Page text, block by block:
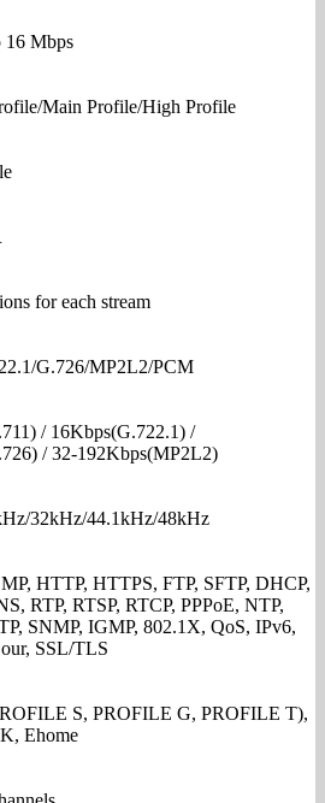
16 Mbps
Main Profile/High Profile
for each stream
G.726/MP2L2/PCM
/ 16Kbps(G.722.1) /
/ 32-192Kbps(MP2L2)
32kHz/44.1kHz/48kHz
HTTP, HTTPS, FTP, SFTP, DHCP,
RTP, RTSP, RTCP, PPPoE, NTP,
SNMP, IGMP, 802.1X, QoS, IPv6,
SSL/TLS
S, PROFILE G, PROFILE T),
Ehome